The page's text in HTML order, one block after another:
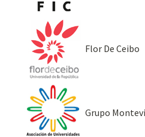
Flor De Ceibo
Grupo